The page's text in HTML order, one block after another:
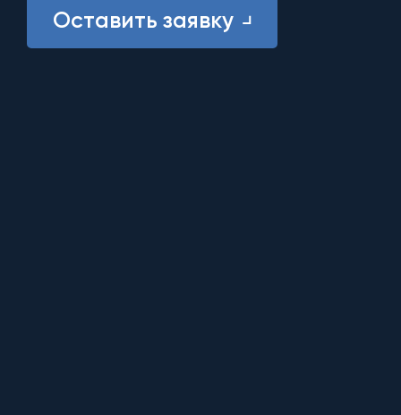
Оставить заявку